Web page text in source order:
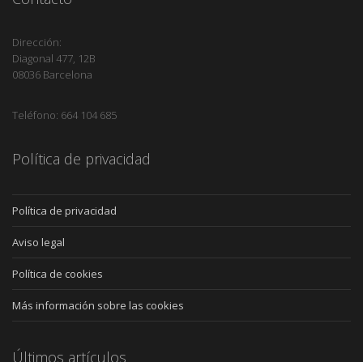
Dirección:
Diagonal 477, 12B
08036 Barcelona
Teléfono: 664 104 685
Política de privacidad
Política de privacidad
Aviso legal
Política de cookies
Más información sobre las cookies
Últimos artículos